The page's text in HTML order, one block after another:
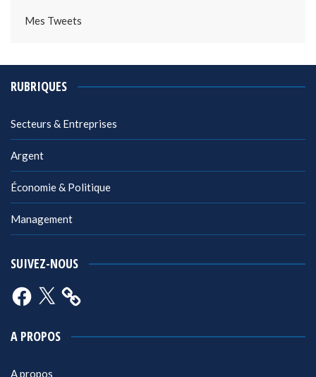
Mes Tweets
RUBRIQUES
Secteurs & Entreprises
Argent
Économie & Politique
Management
SUIVEZ-NOUS
Facebook
X
A PROPOS
A propos